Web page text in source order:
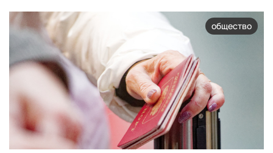
общество